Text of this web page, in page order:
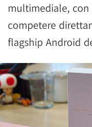
multimediale,
competere
flagship Android